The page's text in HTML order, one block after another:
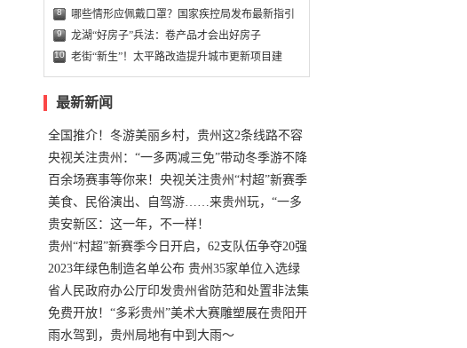
8 哪些情形应佩戴口罩？国家疾控局发布最新指引
9 龙湖“好房子”兵法：卷产品才会出好房子
10 老街“新生”！太平路改造提升城市更新项目建
最新新闻
全国推介！冬游美丽乡村，贵州这2条线路不容
错过
央视关注贵州：“一多两减三免”带动冬季游不降
温
百余场赛事等你来！央视关注贵州“村超”新赛季
正式“打响”
美食、民俗演出、自驾游……来贵州玩，“一多
两减三免”！
贵安新区：这一年，不一样！
贵州“村超”新赛季今日开启，62支队伍争夺20强
名额
2023年绿色制造名单公布 贵州35家单位入选绿
色工厂
省人民政府办公厅印发贵州省防范和处置非法集
资工作实施细则
免费开放！“多彩贵州”美术大赛雕塑展在贵阳开
展，持续至1月19日
雨水驾到，贵州局地有中到大雨～